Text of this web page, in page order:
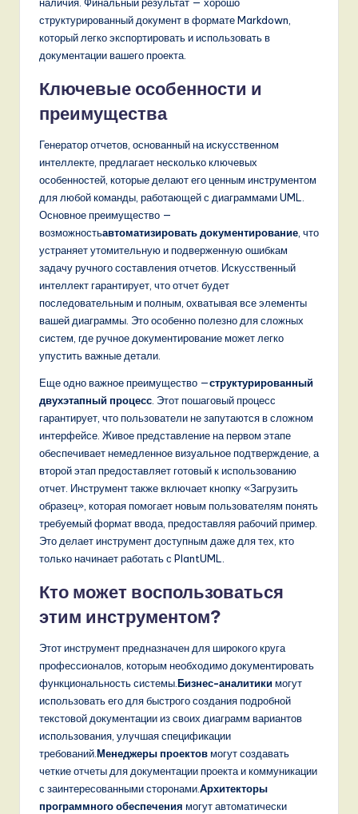
структурированный документ в формате Markdown,
который легко экспортировать и использовать в
документации вашего проекта.
Ключевые особенности и
преимущества
Генератор отчетов, основанный на искусственном
интеллекте, предлагает несколько ключевых
особенностей, которые делают его ценным инструментом
для любой команды, работающей с диаграммами UML.
Основное преимущество —
возможностьавтоматизировать документирование , что
устраняет утомительную и подверженную ошибкам
задачу ручного составления отчетов. Искусственный
интеллект гарантирует, что отчет будет
последовательным и полным, охватывая все элементы
вашей диаграммы. Это особенно полезно для сложных
систем, где ручное документирование может легко
упустить важные детали.
Еще одно важное преимущество —структурированный
двухэтапный процесс . Этот пошаговый процесс
гарантирует, что пользователи не запутаются в сложном
интерфейсе. Живое представление на первом этапе
обеспечивает немедленное визуальное подтверждение, а
второй этап предоставляет готовый к использованию
отчет. Инструмент также включает кнопку «Загрузить
образец», которая помогает новым пользователям понять
требуемый формат ввода, предоставляя рабочий пример.
Это делает инструмент доступным даже для тех, кто
только начинает работать с PlantUML.
Кто может воспользоваться
этим инструментом?
Этот инструмент предназначен для широкого круга
профессионалов, которым необходимо документировать
функциональность системы.Бизнес-аналитикимогут
использовать его для быстрого создания подробной
текстовой документации из своих диаграмм вариантов
использования, улучшая спецификации
требований.Менеджеры проектовмогут создавать
четкие отчеты для документации проекта и коммуникации
с заинтересованными сторонами.Архитекторы
программного обеспечения могут автоматически